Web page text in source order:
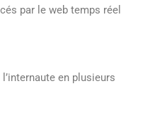
par le web temps réel
en plusieurs